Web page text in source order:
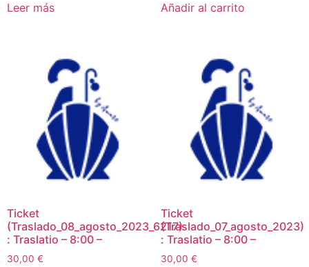
Leer más Añadir al carrito
Ticket
(Traslado_08_agosto_2023_6217)
: Traslatio – 8:00 –
30,00 €
Ticket
(Traslado_07_agosto_2023)
: Traslatio – 8:00 –
30,00 €